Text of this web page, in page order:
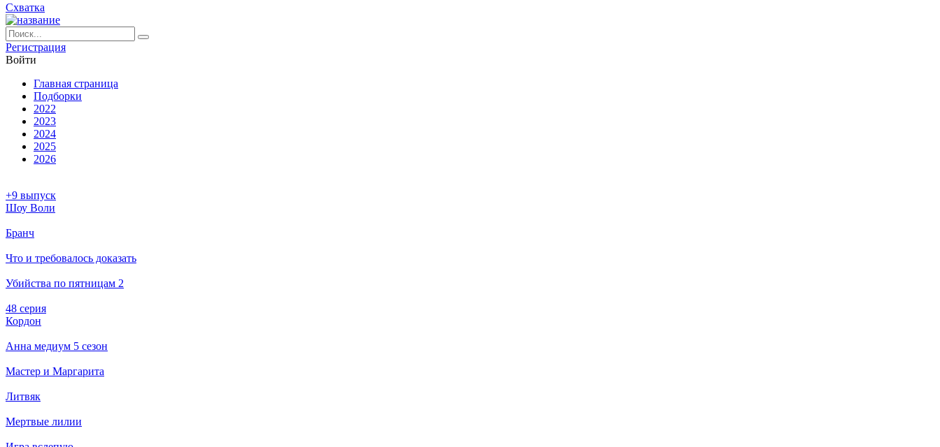
Схватка
Ре­ги­ст­ра­ция
Вой­ти
Глав­ная стра­ни­ца
Подборки
2022
2023
2024
2025
2026
+9 выпуск
Шоу Воли
Бранч
Что и требовалось доказать
Убийства по пятницам 2
48 серия
Кордон
Анна медиум 5 сезон
Мастер и Маргарита
Литвяк
Мертвые лилии